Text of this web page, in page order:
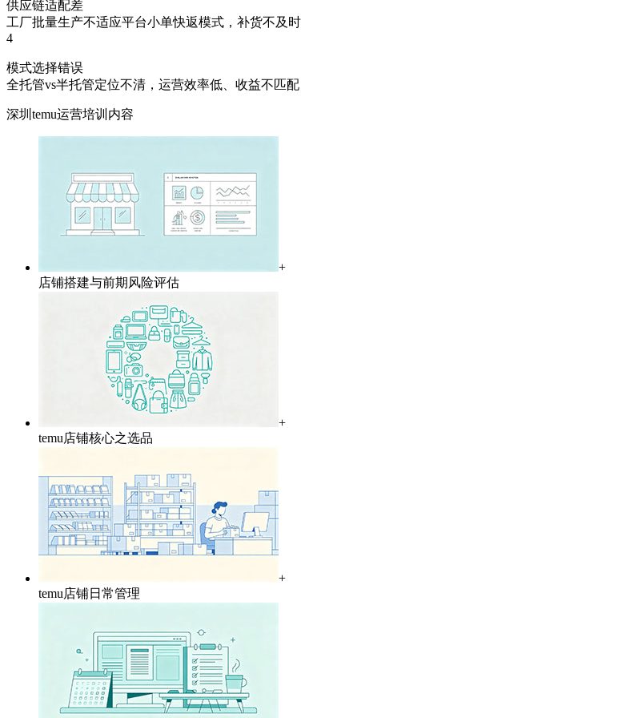
供应链适配差
工厂批量生产不适应平台小单快返模式，补货不及时
4
模式选择错误
全托管vs半托管定位不清，运营效率低、收益不匹配
深圳temu运营培训内容
+
店铺搭建与前期风险评估
+
temu店铺核心之选品
+
temu店铺日常管理